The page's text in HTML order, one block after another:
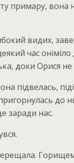
примару, вона
видих,
час
доки Орися
підвелась,
до
заради нас.